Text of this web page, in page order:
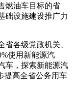
燃油车目标的省
础设施建设推广力
省各级党政机关、
使用新能源汽
车，探索新能源汽
提高全省公务用车